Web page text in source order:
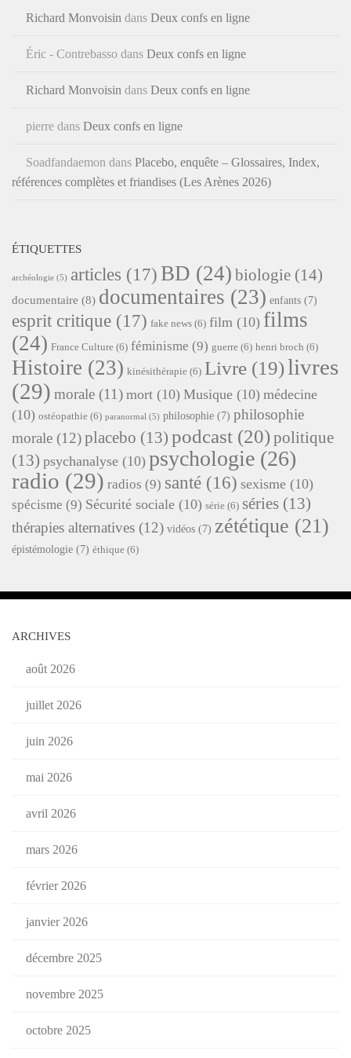
Richard Monvoisin dans Deux confs en ligne
Éric - Contrebasso dans Deux confs en ligne
Richard Monvoisin dans Deux confs en ligne
pierre dans Deux confs en ligne
Soadfandaemon dans Placebo, enquête – Glossaires, Index,
références complètes et friandises (Les Arènes 2026)
ÉTIQUETTES
archéologie (5) articles (17) BD (24) biologie (14)
documentaire (8) documentaires (23) enfants (7)
esprit critique (17) fake news (6) film (10) films
(24) France Culture (6) féminisme (9) guerre (6) henri broch (6)
Histoire (23) kinésithérapie (6) Livre (19)livres
(29) morale (11) mort (10) Musique (10) médecine
(10) ostéopathie (6) paranormal (5) philosophie (7) philosophie
morale (12)placebo (13) podcast (20)politique
(13) psychanalyse (10) psychologie (26)
radio (29) radios (9) santé (16) sexisme (10)
spécisme (9) Sécurité sociale (10) série (6) séries (13)
thérapies alternatives (12) vidéos (7) zététique (21)
épistémologie (7) éthique (6)
ARCHIVES
août 2026
juillet 2026
juin 2026
mai 2026
avril 2026
mars 2026
février 2026
janvier 2026
décembre 2025
novembre 2025
octobre 2025